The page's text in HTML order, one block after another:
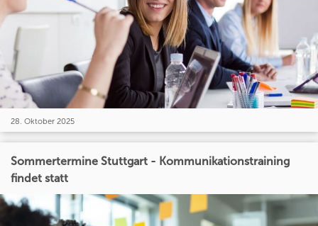
28. Oktober 2025
Sommertermine Stuttgart - Kommunikationstraining
findet statt